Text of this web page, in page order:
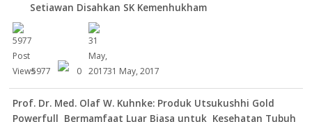
Setiawan Disahkan SK Kemenhukham
5977 0 31 May, 2017
Prof. Dr. Med. Olaf W. Kuhnke: Produk Utsukushhi Gold
Powerfull Bermamfaat Luar Biasa untuk Kesehatan Tubuh